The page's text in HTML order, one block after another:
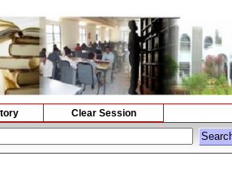
Clear Session